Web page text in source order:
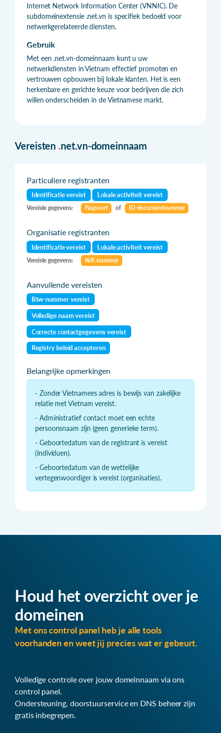
Internet Network Information Center (VNNIC). De
subdomeinextensie .net.vn is specifiek bedoeld voor
netwerkgerelateerde diensten.
Gebruik
Met een .net.vn-domeinnaam kunt u uw
netwerkdiensten in Vietnam effectief promoten en
vertrouwen opbouwen bij lokale klanten. Het is een
herkenbare en gerichte keuze voor bedrijven die zich
willen onderscheiden in de Vietnamese markt.
Vereisten .net.vn-domeinnaam
Particuliere registranten
Identificatie vereist Lokale activiteit vereist
Vereiste gegevens: Paspoort of ID-documentnummer
Organisatie registranten
Identificatie vereist Lokale activiteit vereist
Vereiste gegevens: KvK-nummer
Aanvullende vereisten
Btw-nummer vereist
Volledige naam vereist
Correcte contactgegevens vereist
Registry beleid accepteren
Belangrijke opmerkingen
- Zonder Vietnamees adres is bewijs van zakelijke
relatie met Vietnam vereist.
- Administratief contact moet een echte
persoonsnaam zijn (geen generieke term).
- Geboortedatum van de registrant is vereist
(individuen).
- Geboortedatum van de wettelijke
vertegenwoordiger is vereist (organisaties).
Houd het overzicht over je
domeinen
Met ons control panel heb je alle tools
voorhanden en weet jij precies wat er gebeurt.
Volledige controle over jouw domeinnaam via ons
control panel.
Ondersteuning, doorstuurservice en DNS beheer zijn
gratis inbegrepen.